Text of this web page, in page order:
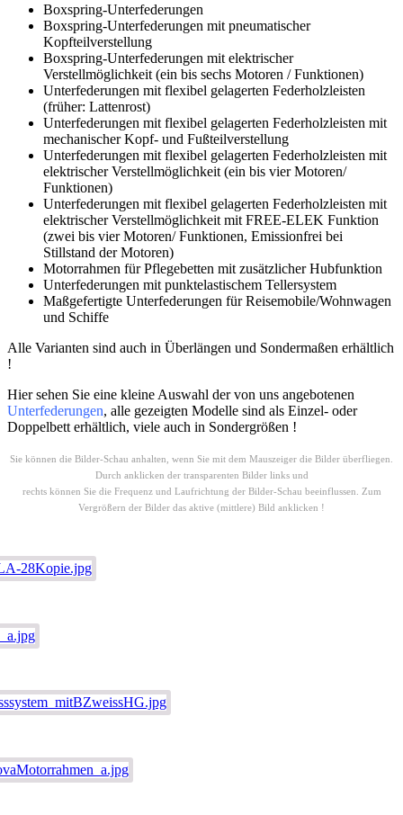
Boxspring-Unterfederungen
Boxspring-Unterfederungen mit pneumatischer
Kopfteilverstellung
Boxspring-Unterfederungen mit elektrischer
Verstellmöglichkeit (ein bis sechs Motoren / Funktionen)
Unterfederungen mit flexibel gelagerten Federholzleisten
(früher: Lattenrost)
Unterfederungen mit flexibel gelagerten Federholzleisten mit
mechanischer Kopf- und Fußteilverstellung
Unterfederungen mit flexibel gelagerten Federholzleisten mit
elektrischer Verstellmöglichkeit (ein bis vier Motoren/
Funktionen)
Unterfederungen mit flexibel gelagerten Federholzleisten mit
elektrischer Verstellmöglichkeit mit FREE-ELEK Funktion
(zwei bis vier Motoren/ Funktionen, Emissionfrei bei
Stillstand der Motoren)
Motorrahmen für Pflegebetten mit zusätzlicher Hubfunktion
Unterfederungen mit punktelastischem Tellersystem
Maßgefertigte Unterfederungen für Reisemobile/Wohnwagen
und Schiffe
Alle Varianten sind auch in Überlängen und Sondermaßen erhältlich
!
Hier sehen Sie eine kleine Auswahl der von uns angebotenen
Unterfederungen, alle gezeigten Modelle sind als Einzel- oder
Doppelbett erhältlich, viele auch in Sondergrößen !
Sie können die Bilder-Schau anhalten, wenn Sie mit dem Mauszeiger die Bilder überfliegen.
Durch anklicken der transparenten Bilder links und
rechts können Sie die Frequenz und Laufrichtung der Bilder-Schau beeinflussen. Zum
Vergrößern der Bilder das aktive (mittlere) Bild anklicken !